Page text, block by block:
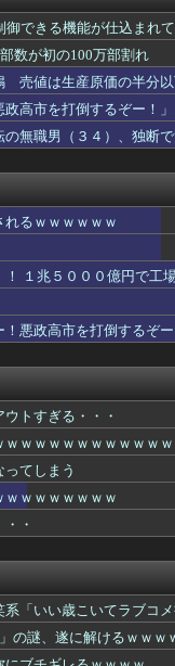
」とか言われww...
ンスでわざとそう...
よね」
ン付き」←こ...
Picku...
性接待
飲んでから言って...
てもいい、と公表...
ｗｗｗ
生で食べた瞬間、...
いぞ
分からない
の次の瞬間、女が...
てる感を出す効果...
への性接待がバレ...
万部
果・・・
怒り「甲子園を政...
アルケニーC...
ブモード」ほか...
できる機能が仕込まれ
数が初の100万部割れ
売値は生産原価の半分
高市を打倒するぞー！」
無職男（３４）、独断
るｗｗｗｗｗｗ
１兆５０００億円で工
悪政高市を打倒するぞ
トすぎる・・・
ｗｗｗｗｗｗｗｗｗｗｗ
てしまう
ｗｗｗｗｗｗｗ
・
「いい歳こいてラブコ
の謎、遂に解けるｗｗｗ